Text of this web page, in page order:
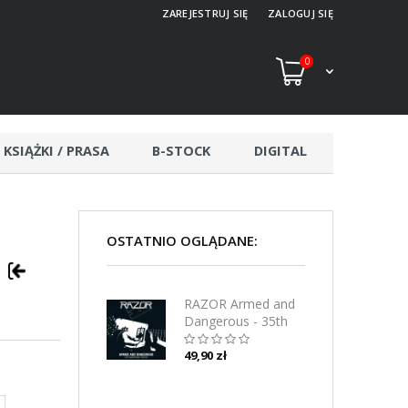
ZAREJESTRUJ SIĘ ZALOGUJ SIĘ
0
KSIĄŻKI / PRASA B-STOCK DIGITAL
OSTATNIO OGLĄDANE:
RAZOR Armed and
Dangerous - 35th
Anniversary Edition
CD
49,90 zł